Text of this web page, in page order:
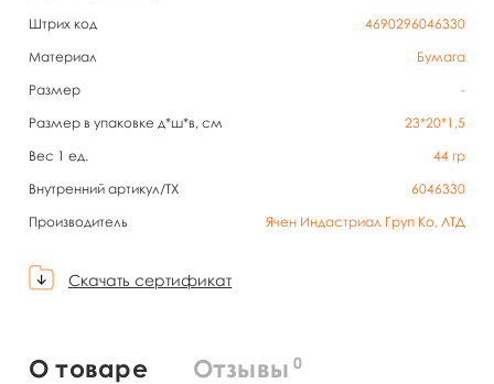
Штрих код
4690296046330
Материал
Бумага
Размер
-
Размер в упаковке д*ш*в, см
23*20*1,5
Вес 1 ед.
44 гр
Внутренний артикул/TX
6046330
Производитель
Ячен Индастриал Груп Ко, ЛТД
Скачать сертификат
О товаре Отзывы 0